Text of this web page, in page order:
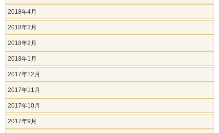
2018年4月
2018年3月
2018年2月
2018年1月
2017年12月
2017年11月
2017年10月
2017年9月